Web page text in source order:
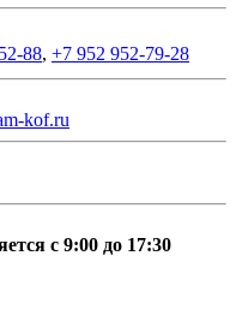
88, +7 952 952-79-28
kof.ru
с 9:00 до 17:30